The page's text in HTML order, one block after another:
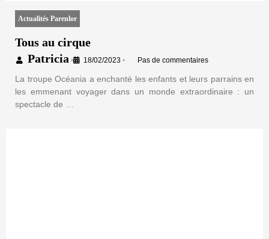
Actualités Parenlor
Tous au cirque
Patricia • 18/02/2023 • Pas de commentaires
La troupe Océania a enchanté les enfants et leurs parrains en
les emmenant voyager dans un monde extraordinaire : un
spectacle de …